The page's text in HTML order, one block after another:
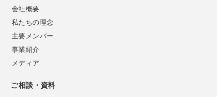
会社概要
私たちの理念
主要メンバー
事業紹介
メディア
ご相談・資料